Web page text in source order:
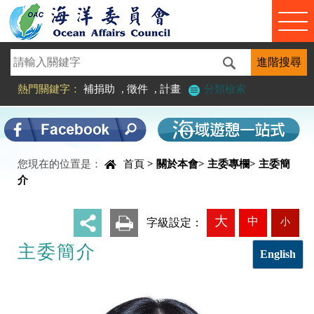
進入內容區塊
熱門關鍵字： 補捐助 , 徵件 , 計畫 分類檢索
您現在的位置是： 首頁 > 關於本會> 主委專欄> 主委簡
介
字級設定： 大 中 小
主委簡介
中央內容區塊
English